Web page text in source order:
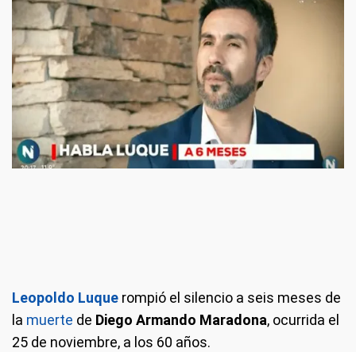
Leopoldo Luque rompió el silencio a seis meses de
la muerte de Diego Armando Maradona, ocurrida el
25 de noviembre, a los 60 años.